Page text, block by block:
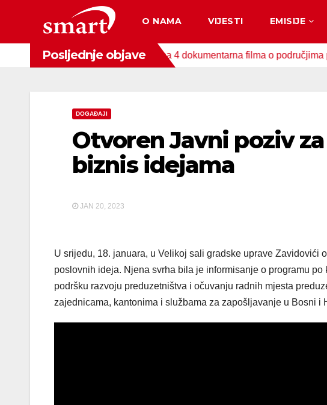
content
O NAMA VIJESTI EMISIJE
Posljednje objave
za zaštitu okoliša snimljena 4 dokumentarna filma o područjima priride
DOGAĐAJI
Otvoren Javni poziv
biznis idejama
JAN 20, 2023
U srijedu, 18. januara, u Velikoj sali gradske uprave Zavidovići
poslovnih ideja. Njena svrha bila je informisanje o programu
podršku razvoju preduzetništva i očuvanju radnih mjesta
zajednicama, kantonima i službama za zapošljavanje u Bosni i